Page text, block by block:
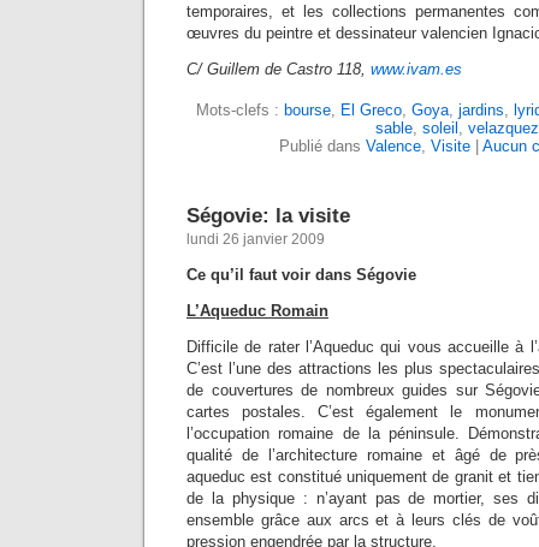
temporaires, et les collections permanentes
œuvres du peintre et dessinateur valencien
C/ Guillem de Castro 118, www.ivam.es
Mots-clefs : bourse El Greco Goya jardins
sable soleil
velazquez
Publié dans Valence Visite Aucun
Ségovie: la visite
lundi 26 janvier 2009
Ce qu’il faut voir dans Ségovie
L’Aqueduc Romain
Difficile de rater l’Aqueduc qui vous accueille à
C’est l’une des attractions les plus
de couvertures de nombreux guides sur
cartes postales. C’est également le
l’occupation romaine de la péninsule.
qualité de l’architecture romaine et âgé de
aqueduc est constitué uniquement de granit et
de la physique : n’ayant pas de mortier, ses
ensemble grâce aux arcs et à leurs clés de
pression engendrée par la structure.